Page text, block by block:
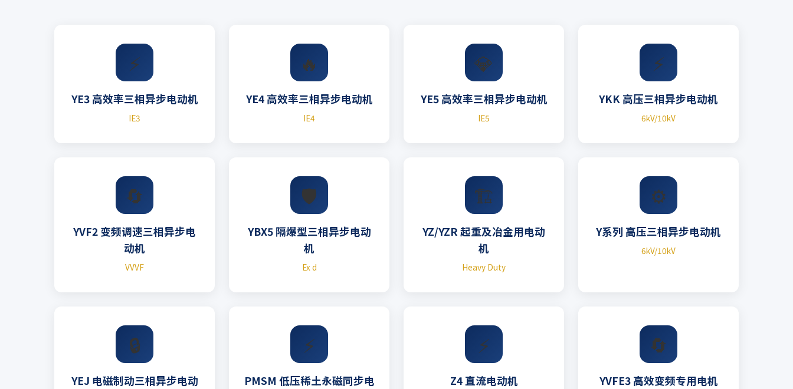
⚡
YE3 高效率三相异步电动机
IE3
🔥
YE4 高效率三相异步电动机
IE4
💎
YE5 高效率三相异步电动机
IE5
⚡
YKK 高压三相异步电动机
6kV/10kV
🔄
YVF2 变频调速三相异步电
动机
VVVF
🛡️
YBX5 隔爆型三相异步电动
机
Ex d
🏗️
YZ/YZR 起重及冶金用电动
机
Heavy Duty
⚙️
Y系列 高压三相异步电动机
6kV/10kV
🔒
YEJ 电磁制动三相异步电动
⚡
PMSM 低压稀土永磁同步电
⚡
Z4 直流电动机
🔄
YVFE3 高效变频专用电机